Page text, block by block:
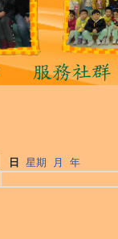
日 星期 月
年